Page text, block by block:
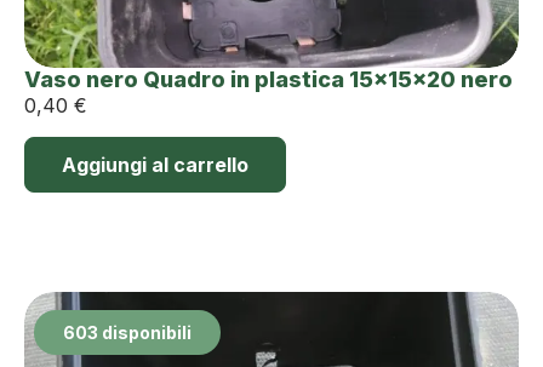
Vaso nero Quadro in plastica 15x15x20 nero
0,40 €
Aggiungi al carrello
603 disponibili